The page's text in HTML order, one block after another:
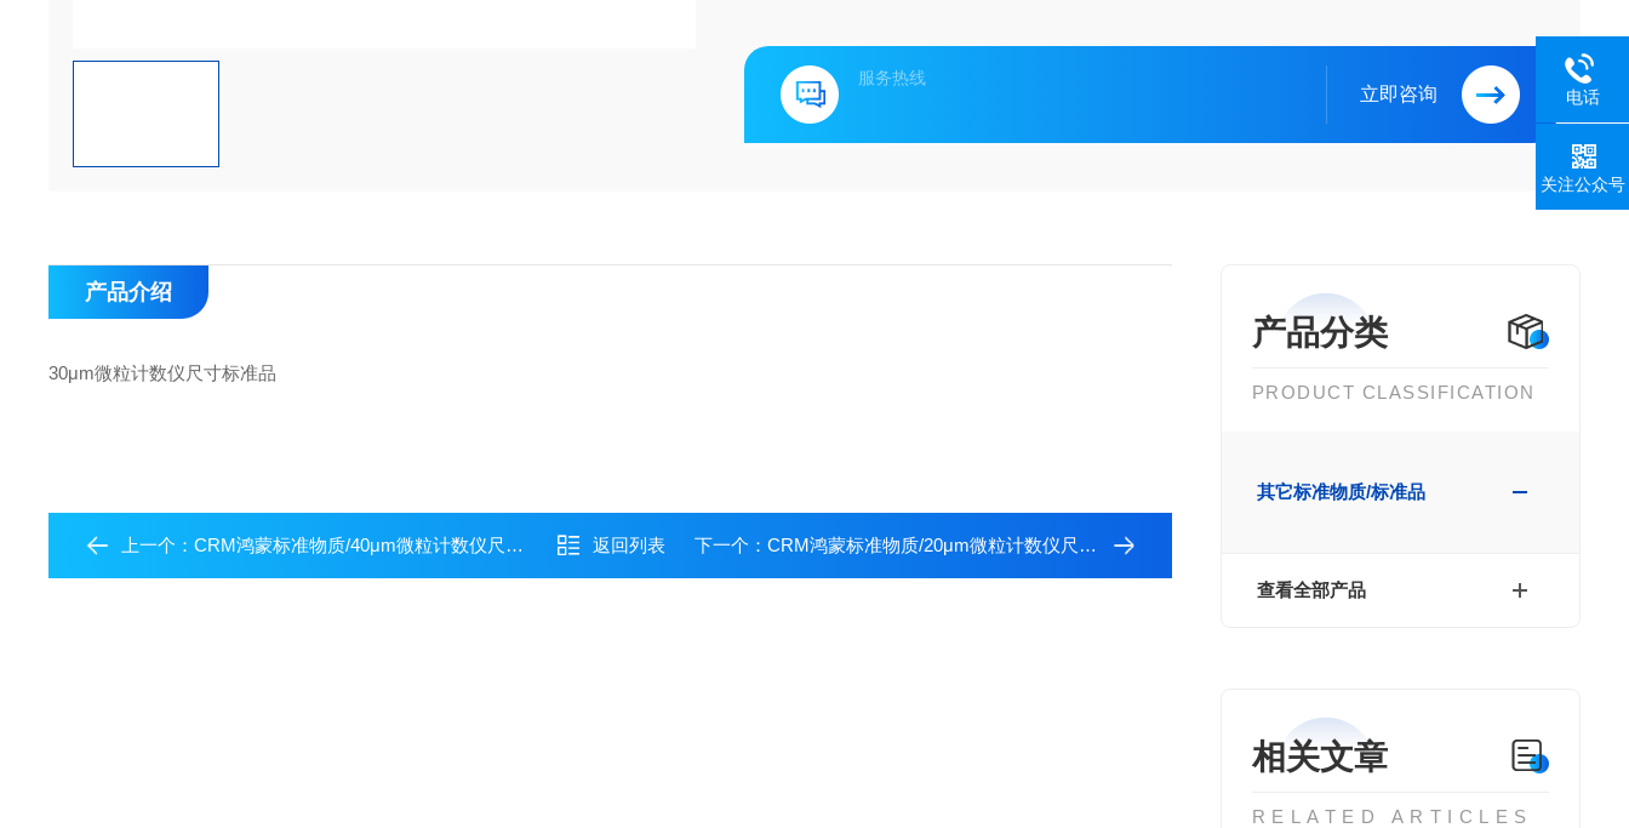
服务热线
立即咨询
产品分类
PRODUCT CLASSIFICATION
其它标准物质/标准品
查看全部产品
相关文章
RELATED ARTICLES
产品介绍
30μm微粒计数仪尺寸标准品
上一个：CRM鸿蒙标准物质/40μm微粒计数仪尺寸标准品 返回列表 下一个： CRM鸿蒙标准物质/20μm微粒计数仪尺寸标准品
电话
关注公众号